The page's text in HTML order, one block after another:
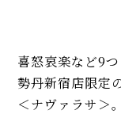
喜怒哀楽など9
勢丹新宿店限定
＜ナヴァラサ＞。